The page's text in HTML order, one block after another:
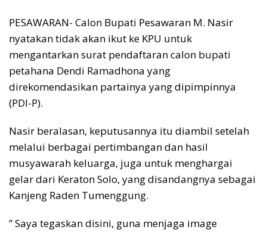
PESAWARAN- Calon Bupati Pesawaran M. Nasir
nyatakan tidak akan ikut ke KPU untuk
mengantarkan surat pendaftaran calon bupati
petahana Dendi Ramadhona yang
direkomendasikan partainya yang dipimpinnya
(PDI-P).
Nasir beralasan, keputusannya itu diambil setelah
melalui berbagai pertimbangan dan hasil
musyawarah keluarga, juga untuk menghargai
gelar dari Keraton Solo, yang disandangnya sebagai
Kanjeng Raden Tumenggung.
” Saya tegaskan disini, guna menjaga image